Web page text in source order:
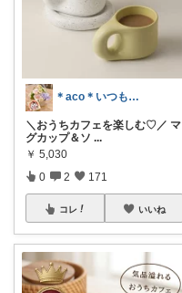
＊aco＊いつもありがとうございます♡
＼おうちカフェを楽しむ♡／ マ
グカップ＆ソ ...
￥ 5,030
0 2 171
コレ いいね